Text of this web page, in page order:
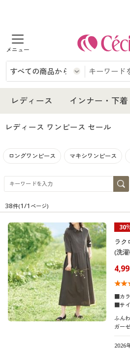
商品を探す
レディース
レディースファッション
女性下着
インナー・下着
インナー・下着通販すべて
女性下着
メンズ下着
ジュニア・ティーンズ下着
メンズ
メンズ通販すべて
メンズファッション
メンズ下着
家電・雑貨
家電・雑貨すべて
家電
キッチン・雑貨・日用品
寝具・インテリア・家具
寝具・インテリア・家具通販すべて
家具・収納
寝具・ベッド
カーテン・ラグ・ファブリック
美容・健康
美容・健康通販すべて
美容・健康・サプリメント
制服・スクール
制服・スクールすべて
制服・学生服
ジュニア・ティーンズ下着
大きいサイズ
大きいサイズ通販すべて
大きいサイズ レディース服
バーゲン
バーゲンセール
詳細検索
レディース インナー・下着
レディース ワンピース セール
ロングワンピース マキシワンピース
在庫 在庫のある商品の
カテゴリ
口コミ
(4〜4.9)
(3〜
(2〜2.9)
38件(1/1 ページ)
30
ラク
(洗
■カ
■サ
ふん
ガー
2026